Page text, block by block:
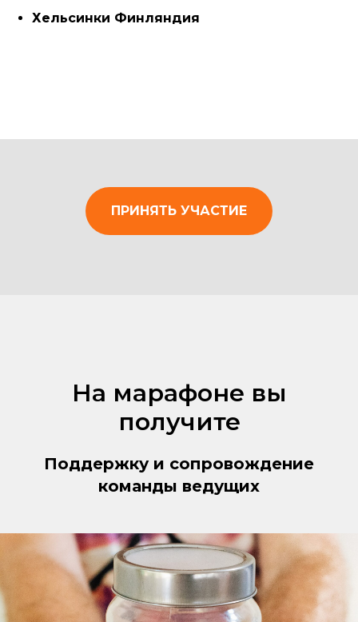
Хельсинки Финляндия
ПРИНЯТЬ УЧАСТИЕ
На марафоне вы
получите
Поддержку и сопровождение
команды ведущих